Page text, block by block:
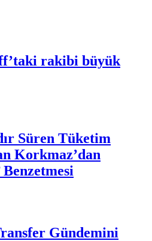
rakibi büyük
Süren Tüketim
Korkmaz’dan
Benzetmesi
Gündemini